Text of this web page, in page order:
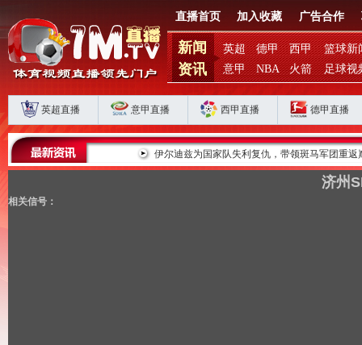
直播首页 加入收藏 广告合作
新闻
资讯
英超 德甲 西甲
篮球新
意甲
NBA 火箭 足球视
英超直播 意甲直播 西甲直播 德甲直播
扣分时代生存 伊尔迪兹为国家队失利复仇，带领斑马军团重返巅峰
济州
相关信号：